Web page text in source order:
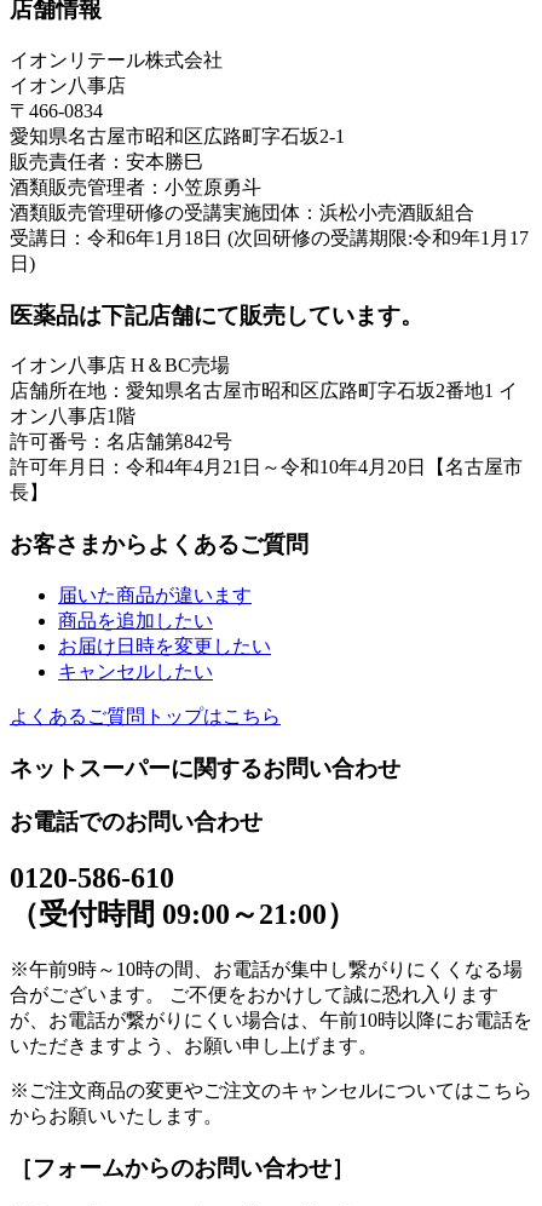
店舗情報
イオンリテール株式会社
イオン八事店
〒466-0834
愛知県名古屋市昭和区広路町字石坂2-1
販売責任者：安本勝巳
酒類販売管理者：小笠原勇斗
酒類販売管理研修の受講実施団体：浜松小売酒販組合
受講日：令和6年1月18日 (次回研修の受講期限:令和9年1月17
日)
医薬品は下記店舗にて販売しています。
イオン八事店 H＆BC売場
店舗所在地：愛知県名古屋市昭和区広路町字石坂2番地1 イ
オン八事店1階
許可番号：名店舗第842号
許可年月日：令和4年4月21日～令和10年4月20日【名古屋市
長】
お客さまからよくあるご質問
届いた商品が違います
商品を追加したい
お届け日時を変更したい
キャンセルしたい
よくあるご質問トップはこちら
ネットスーパーに関するお問い合わせ
お電話でのお問い合わせ
0120-586-610
（受付時間 09:00～21:00）
※午前9時～10時の間、お電話が集中し繋がりにくくなる場
合がございます。 ご不便をおかけして誠に恐れ入ります
が、お電話が繋がりにくい場合は、午前10時以降にお電話を
いただきますよう、お願い申し上げます。
※ご注文商品の変更やご注文のキャンセルについてはこちら
からお願いいたします。
［フォームからのお問い合わせ］